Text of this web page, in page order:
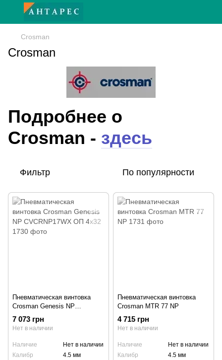
Crosman
Crosman
Подробнее о
Crosman - здесь
Фильтр По популярности
Пневматическая винтовка
Crosman Genesis NP
CVCRNP17WX ОП 4x32
7 073 грн
Нет в наличии
Наличие
Нет в наличии
Калибр
4.5 мм
Пневматическая винтовка
Crosman MTR 77 NP
4 715 грн
Нет в наличии
Наличие
Нет в наличии
Калибр
4.5 мм